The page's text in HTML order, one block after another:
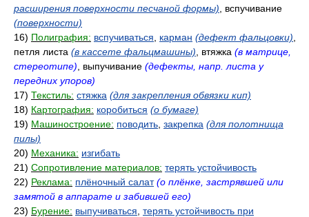
расширения поверхности песчаной формы) , вспучивание
(поверхности)
16) Полиграфия: вспучиваться карман (дефект фальцовки)
петля листа (в кассете фальцмашины) , втяжка (в матрице,
стереотипе) , выпучивание (дефекты, напр. листа у
передних упоров)
17) Текстиль: стяжка (для закрепления обвязки кип)
18) Картография: коробиться (о бумаге)
19) Машиностроение: поводить закрепка (для полотнища
пилы)
20) Механика: изгибать
21) Сопротивление материалов: терять устойчивость
22) Реклама: плёночный салат (о плёнке, застрявшей или
замятой в аппарате и забившей его)
23) Бурение: выпучиваться терять устойчивость при